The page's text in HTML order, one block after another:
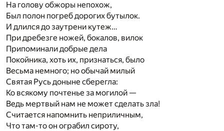
На голову обжоры непохож,
Был полон погреб дорогих бутылок.
И длился до заутрени кутеж…
При дребезге ножей, бокалов, вилок
Припоминали добрые дела
Покойника, хоть их, признаться, было
Весьма немного; но обычай милый
Святая Русь доныне сберегла:
Ко всякому почтенье за могилой —
Ведь мертвый нам не может сделать зла!
Считается напомнить неприличным,
Что там-то он ограбил сироту,